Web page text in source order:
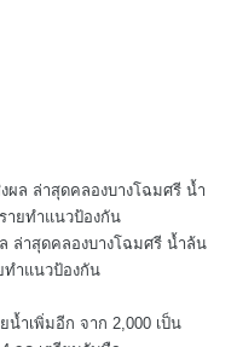
ล ล่าสุดคลองบางโฉมศรี น้ำล้น
ทำแนวป้องกัน